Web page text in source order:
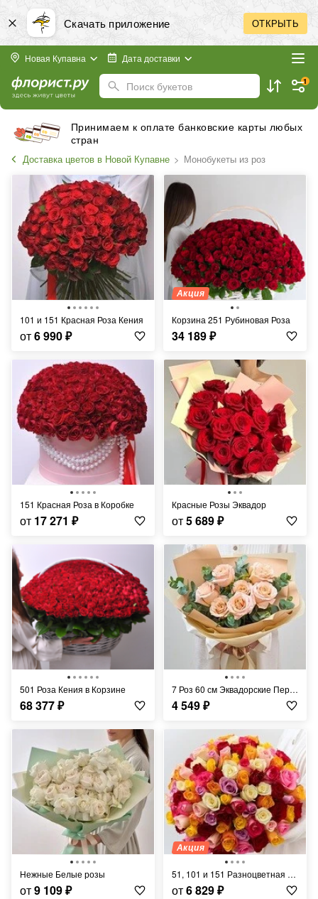
Скачать приложение ОТКРЫТЬ
Новая Купавна Дата доставки
Поиск букетов 1
Принимаем к оплате банковские карты любых
стран
Доставка цветов в Новой Купавне Монобукеты из роз
101 и 151 Красная Роза Кения
от6 990₽
Акция
Корзина 251 Рубиновая Роза
34 189₽
151 Красная Роза в Коробке
от 17 271 ₽
Красные Розы Эквадор
от5 689₽
501 Роза Кения в Корзине
68 377₽
7 Роз 60 см Эквадорские Персиковые Шиммер
4 549₽
Нежные Белые розы
от9 109₽
Акция
51, 101 и 151 Разноцветная Роза
от6 829₽